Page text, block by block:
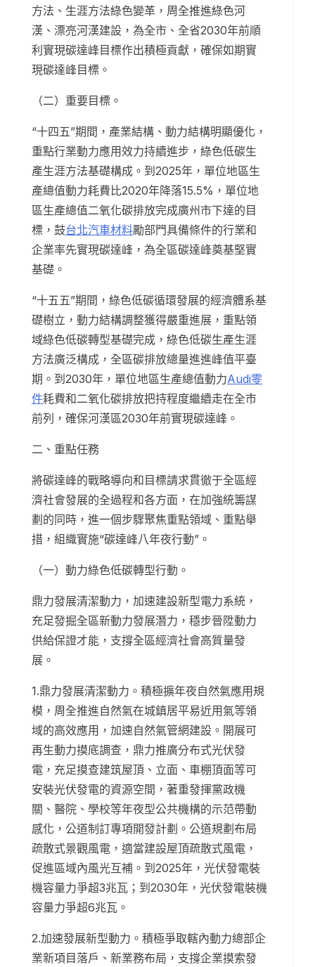
方法、生涯方法綠色變革，周全推進綠色河
漢、漂亮河漢建設，為全市、全省2030年前順
利實現碳達峰目標作出積極貢獻，確保如期實
現碳達峰目標。
（二）重要目標。
“十四五”期間，產業結構、動力結構明顯優化，
重點行業動力應用效力持續進步，綠色低碳生
產生涯方法基礎構成。到2025年，單位地區生
產總值動力耗費比2020年降落15.5%，單位地
區生產總值二氧化碳排放完成廣州市下達的目
標，鼓台北汽車材料勵部門具備條件的行業和
企業率先實現碳達峰，為全區碳達峰奠基堅實
基礎。
“十五五”期間，綠色低碳循環發展的經濟體系基
礎樹立，動力結構調整獲得嚴重進展，重點領
域綠色低碳轉型基礎完成，綠色低碳生產生涯
方法廣泛構成，全區碳排放總量進進峰值平臺
期。到2030年，單位地區生產總值動力Audi零
件耗費和二氧化碳排放把持程度繼續走在全市
前列，確保河漢區2030年前實現碳達峰。
二、重點任務
將碳達峰的戰略導向和目標請求貫徹于全區經
濟社會發展的全過程和各方面，在加強統籌謀
劃的同時，進一個步驟聚焦重點領域、重點舉
措，組織實施“碳達峰八年夜行動”。
（一）動力綠色低碳轉型行動。
鼎力發展清潔動力，加速建設新型電力系統，
充足發掘全區新動力發展潛力，穩步晉陞動力
供給保證才能，支撐全區經濟社會高質量發
展。
1.鼎力發展清潔動力。積極擴年夜自然氣應用規
模，周全推進自然氣在城鎮居平易近用氣等領
域的高效應用，加速自然氣管網建設。開展可
再生動力摸底調查，鼎力推廣分布式光伏發
電，充足摸查建筑屋頂、立面、車棚頂面等可
安裝光伏發電的資源空間，著重發揮黨政機
關、醫院、學校等年夜型公共機構的示范帶動
感化，公道制訂專項開發計劃。公道規劃布局
疏散式景觀風電，適當建設屋頂疏散式風電，
促進區域內風光互補。到2025年，光伏發電裝
機容量力爭超3兆瓦；到2030年，光伏發電裝機
容量力爭超6兆瓦。
2.加速發展新型動力。積極爭取轄內動力總部企
業新項目落戶、新業務布局，支撐企業摸索發